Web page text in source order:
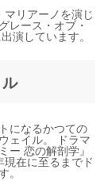
リアーノを演じ
レース・オブ・
演しています。
になるかつての
ェイル。 ドラマ
ー 恋の解剖学』
在に至るまでド
。